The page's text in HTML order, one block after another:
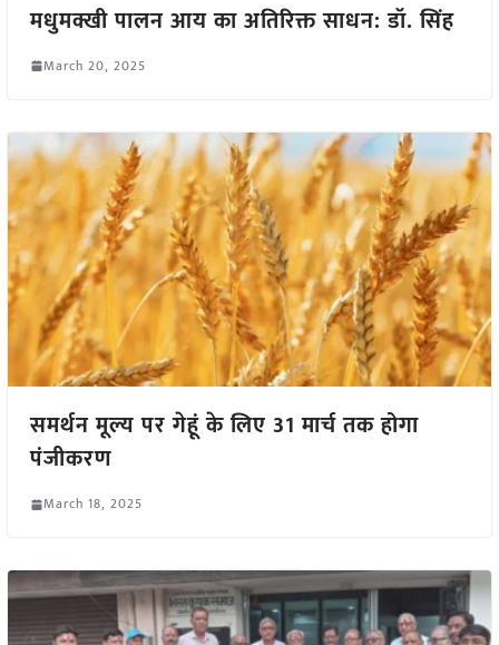
मधुमक्खी पालन आय का अतिरिक्त साधन: डॉ. सिंह
March 20, 2025
समर्थन मूल्य पर गेहूं के लिए 31 मार्च तक होगा
पंजीकरण
March 18, 2025